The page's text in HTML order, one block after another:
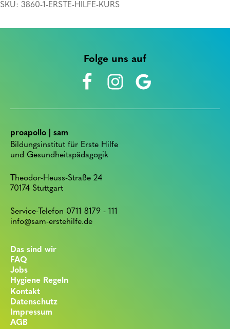
SKU: 3860-1-ERSTE-HILFE-KURS
Folge uns auf
proapollo | sam
Bildungsinstitut für Erste Hilfe
und Gesundheitspädagogik
Theodor-Heuss-Straße 24
70174 Stuttgart
Service-Telefon 0711 8179 - 111
info@sam-erstehilfe.de
Das sind wir
FAQ
Jobs
Hygiene Regeln
Kontakt
Datenschutz
Impressum
AGB